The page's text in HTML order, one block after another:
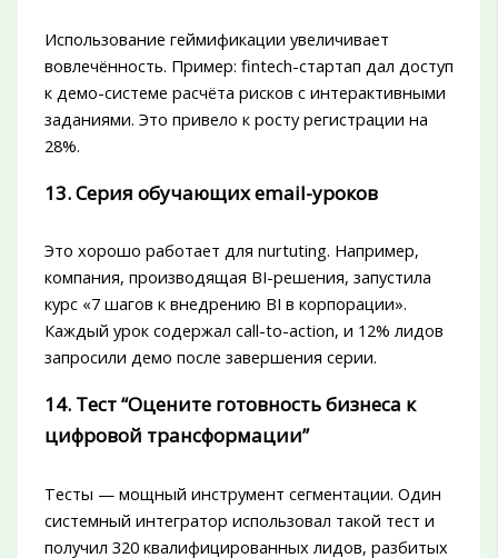
Использование геймификации увеличивает
вовлечённость. Пример: fintech-стартап дал доступ
к демо-системе расчёта рисков с интерактивными
заданиями. Это привело к росту регистрации на
28%.
13. Серия обучающих email-уроков
Это хорошо работает для nurtuting. Например,
компания, производящая BI-решения, запустила
курс «7 шагов к внедрению BI в корпорации».
Каждый урок содержал call-to-action, и 12% лидов
запросили демо после завершения серии.
14. Тест “Оцените готовность бизнеса к
цифровой трансформации”
Тесты — мощный инструмент сегментации. Один
системный интегратор использовал такой тест и
получил 320 квалифицированных лидов, разбитых